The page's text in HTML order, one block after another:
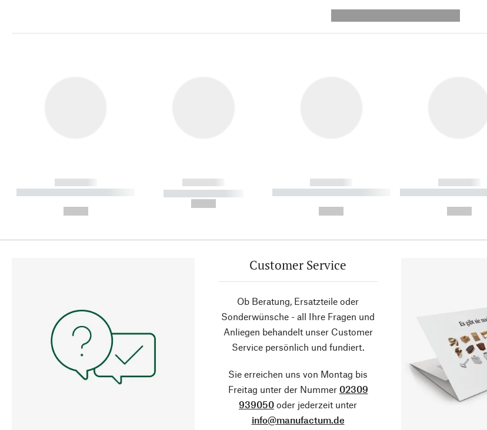
------------
----------- ----------- ----------
------------
----------- -----------
------------
----------- ----------- ----------
------------
----------- -----------
Customer Service
Ob Beratung, Ersatzteile oder
Sonderwünsche - all Ihre Fragen und
Anliegen behandelt unser Customer
Service persönlich und fundiert.
Sie erreichen uns von Montag bis
Freitag unter der Nummer 02309
939050 oder jederzeit unter
info@manufactum.de